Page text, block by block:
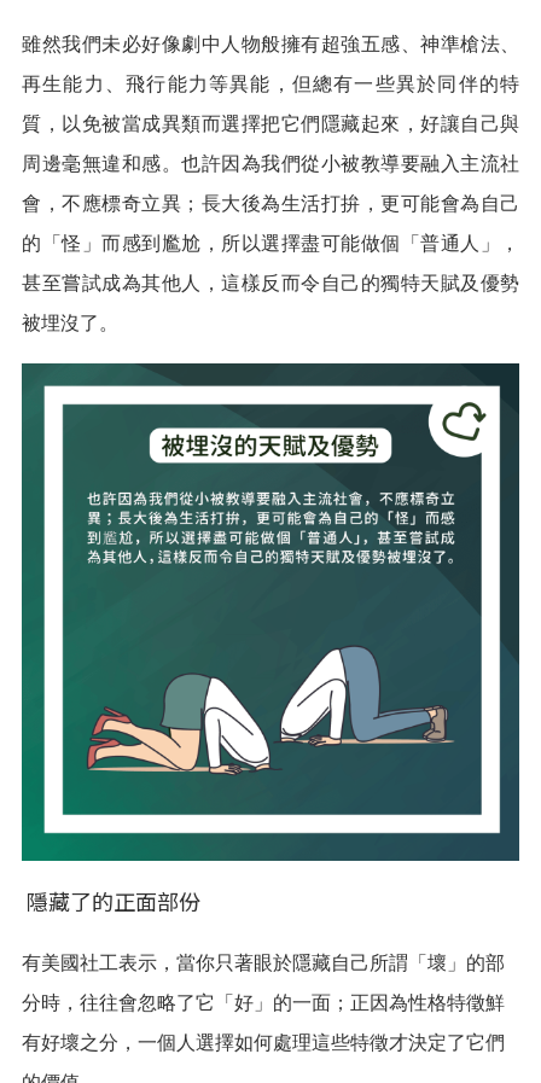
雖然我們未必好像劇中人物般擁有超強五感、神準槍法、
再生能力、飛行能力等異能，但總有一些異於同伴的特
質，以免被當成異類而選擇把它們隱藏起來，好讓自己與
周邊毫無違和感。也許因為我們從小被教導要融入主流社
會，不應標奇立異；長大後為生活打拚，更可能會為自己
的「怪」而感到尷尬，所以選擇盡可能做個「普通人」，
甚至嘗試成為其他人，這樣反而令自己的獨特天賦及優勢
被埋沒了。
隱藏了的正面部份
有美國社工表示，當你只著眼於隱藏自己所謂「壞」的部
分時，往往會忽略了它「好」的一面；正因為性格特徵鮮
有好壞之分，一個人選擇如何處理這些特徵才決定了它們